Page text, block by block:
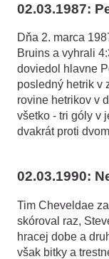
02.03.1987:
Dňa 2. marca
Bruins a vyhrali
doviedol hlavne
posledný hetrik v
rovine hetrikov v
všetko - tri góly v
dvakrát proti
02.03.1990:
Tim Cheveldae
skóroval raz,
hracej dobe a
však bitky a